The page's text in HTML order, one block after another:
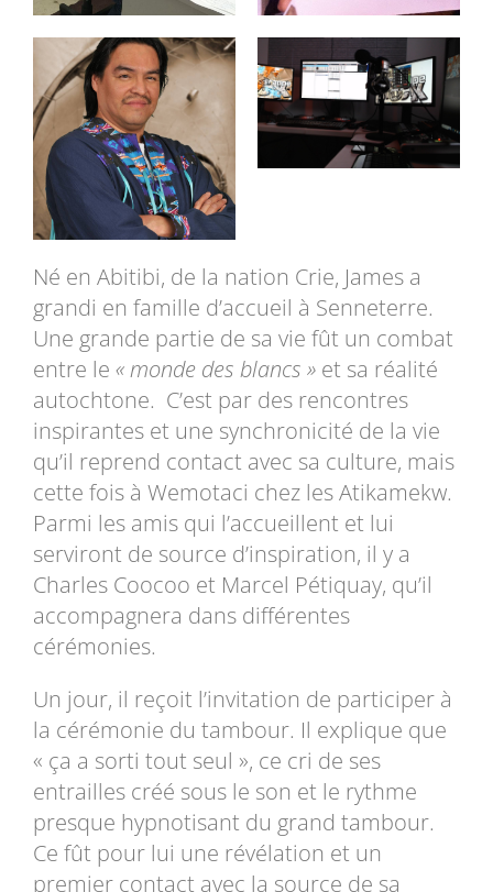
Né en Abitibi, de la nation Crie, James a
grandi en famille d’accueil à Senneterre.
Une grande partie de sa vie fût un combat
entre le « monde des blancs »et sa réalité
autochtone. C’est par des rencontres
inspirantes et une synchronicité de la vie
qu’il reprend contact avec sa culture, mais
cette fois à Wemotaci chez les Atikamekw.
Parmi les amis qui l’accueillent et lui
serviront de source d’inspiration, il y a
Charles Coocoo et Marcel Pétiquay, qu’il
accompagnera dans différentes
cérémonies.
Un jour, il reçoit l’invitation de participer à
la cérémonie du tambour. Il explique que
« ça a sorti tout seul », ce cri de ses
entrailles créé sous le son et le rythme
presque hypnotisant du grand tambour.
Ce fût pour lui une révélation et un
premier contact avec la source de sa